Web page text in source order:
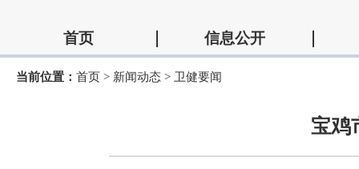
首页 信息公开
当前位置： 首页 > 新闻动态 > 卫健要闻
宝鸡